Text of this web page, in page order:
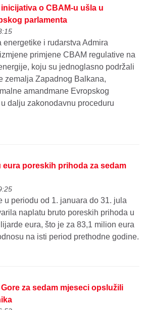
o CBAM-u ušla u
parlamenta
energetike i rudarstva Admira
primjene CBAM regulative na
koju su jednoglasno podržali
zemalja Zapadnog Balkana,
amandmane Evropskog
dalju zakonodavnu proceduru
eura poreskih prihoda za sedam
u periodu od 1. januara do 31. jula
naplatu bruto poreskih prihoda u
eura, što je za 83,1 milion eura
na isti period prethodne godine.
za sedam mjeseci opslužili